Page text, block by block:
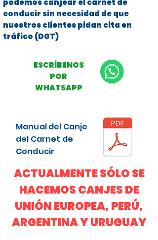
podemos canjear el carnet de
conducir sin necesidad de que
nuestros clientes pidan cita en
tráfico (DGT)
ESCRÍBENOS
POR
WHATSAPP
Manual del Canje
del Carnet de
Conducir
ACTUALMENTE SÓLO SE
HACEMOS CANJES DE
UNIÓN EUROPEA, PERÚ,
ARGENTINA Y URUGUAY